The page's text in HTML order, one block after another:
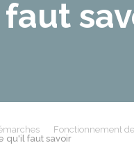
Fonctionnement
qu'il faut savoir